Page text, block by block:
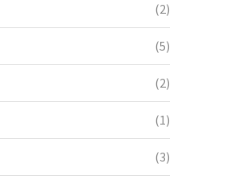
(2)
(5)
(2)
(1)
(3)